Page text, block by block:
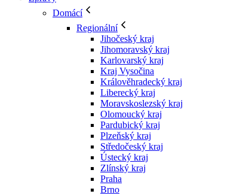
Domácí
Regionální
Jihočeský kraj
Jihomoravský kraj
Karlovarský kraj
Kraj Vysočina
Králověhradecký kraj
Liberecký kraj
Moravskoslezský kraj
Olomoucký kraj
Pardubický kraj
Plzeňský kraj
Středočeský kraj
Ústecký kraj
Zlínský kraj
Praha
Brno